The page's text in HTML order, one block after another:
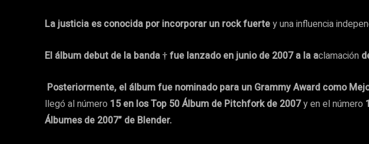
La justicia es conocida por incorporar un rock fuertey una influencia
El álbum debut de la banda † fue lanzado en junio de 2007 a la aclamación
Posteriormente, el álbum fue nominado para un Grammy Award como
llegó al número 15 en los Top 50 Álbum de Pitchfork de 2007y en el número
Álbumes de 2007” de Blender.